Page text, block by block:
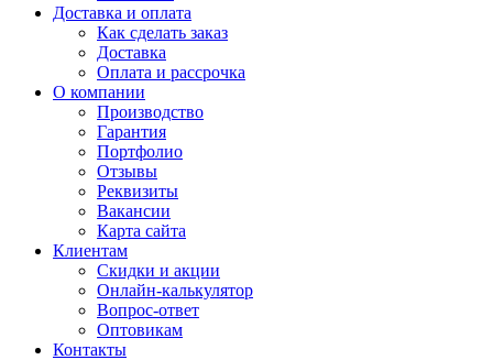
Доставка и оплата
Как сделать заказ
Доставка
Оплата и рассрочка
О компании
Производство
Гарантия
Портфолио
Отзывы
Реквизиты
Вакансии
Карта сайта
Клиентам
Скидки и акции
Онлайн-калькулятор
Вопрос-ответ
Оптовикам
Контакты